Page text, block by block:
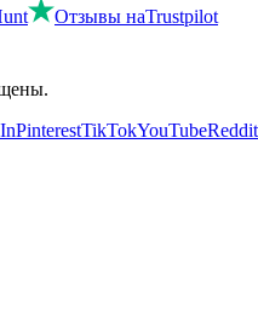
Отзывы наTrustpilot
PinterestTikTokYouTubeReddit